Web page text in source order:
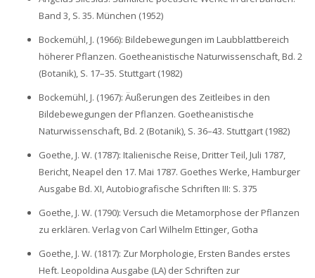
Band 3, S. 35. München (1952)
Bockemühl, J. (1966): Bildebewegungen im Laubblattbereich
höherer Pflanzen. Goetheanistische Naturwissenschaft, Bd. 2
(Botanik), S. 17–35. Stuttgart (1982)
Bockemühl, J. (1967): Äußerungen des Zeitleibes in den
Bildebewegungen der Pflanzen. Goetheanistische
Naturwissenschaft, Bd. 2 (Botanik), S. 36–43. Stuttgart (1982)
Goethe, J. W. (1787): Italienische Reise, Dritter Teil, Juli 1787,
Bericht, Neapel den 17. Mai 1787. Goethes Werke, Hamburger
Ausgabe Bd. XI, Autobiografische Schriften III: S. 375
Goethe, J. W. (1790): Versuch die Metamorphose der Pflanzen
zu erklären. Verlag von Carl Wilhelm Ettinger, Gotha
Goethe, J. W. (1817): Zur Morphologie, Ersten Bandes erstes
Heft. Leopoldina Ausgabe (LA) der Schriften zur